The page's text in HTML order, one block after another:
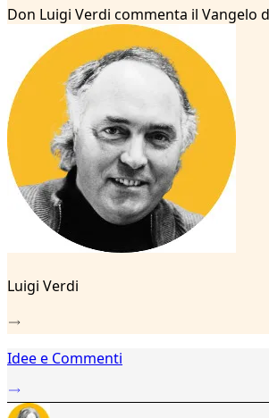
...
Don Luigi Verdi commenta il Vangelo
Luigi Verdi
Idee e Commenti